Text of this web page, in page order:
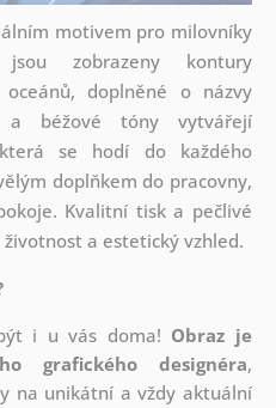
motivem pro milovníky
zobrazeny kontury
doplněné o názvy
a béžové tóny vytvářejí
se hodí do každého
doplňkem do pracovny,
Kvalitní tisk a pečlivé
a estetický vzhled.
i u vás doma! Obraz je
grafického designéra,
na unikátní a vždy aktuální